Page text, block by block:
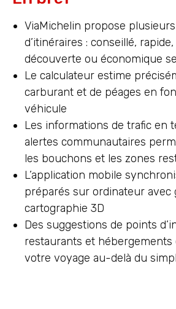
ViaMichelin propose
d’itinéraires : conseillé,
découverte ou économique
Le calculateur estime
carburant et de péages en
véhicule
Les informations de trafic en
alertes communautaires
les bouchons et les zones
L’application mobile
préparés sur ordinateur avec
cartographie 3D
Des suggestions de points
restaurants et
votre voyage au-delà du